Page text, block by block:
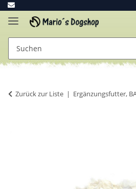
Zurück zur Liste Ergänzungsfutter,